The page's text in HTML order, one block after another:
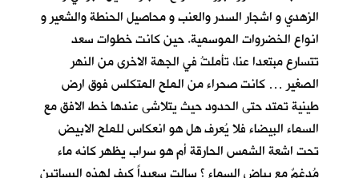
الزهدي و اشجار السدر والعنب و محاصيل الحنطة والشعير و
انواع الخضروات الموسمية. حين كانت خطوات سعد
تتسارع مبتعدا عنا، تأملتُ في الجهة الاخرى من النهر
الصغير … كانت صحراء من الملح المتكلس فوق ارض
طينية تمتد حتى الحدود حيث يتلاشى عندها خط الافق مع
السماء البيضاء فلا يُعرف هل هو انعكاس للملح الابيض
تحت اشعة الشمس الحارقة أم هو سراب يظهر كانه ماء